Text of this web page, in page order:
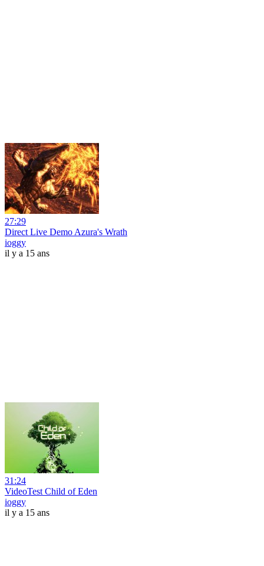
27:29
Direct Live Demo Azura's Wrath
ioggy
il y a 15 ans
31:24
VideoTest Child of Eden
ioggy
il y a 15 ans